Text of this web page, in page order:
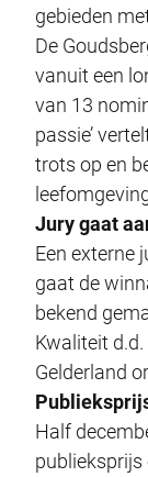
gebieden
De
vanuit een
van 13
passie’
trots op en
Jury gaat
Een externe
gaat de
bekend
Kwaliteit
Gelderland
Half
publieksprijs